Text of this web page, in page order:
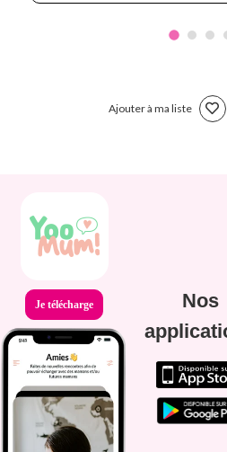
Ajouter à ma liste
Je télécharge
Nos